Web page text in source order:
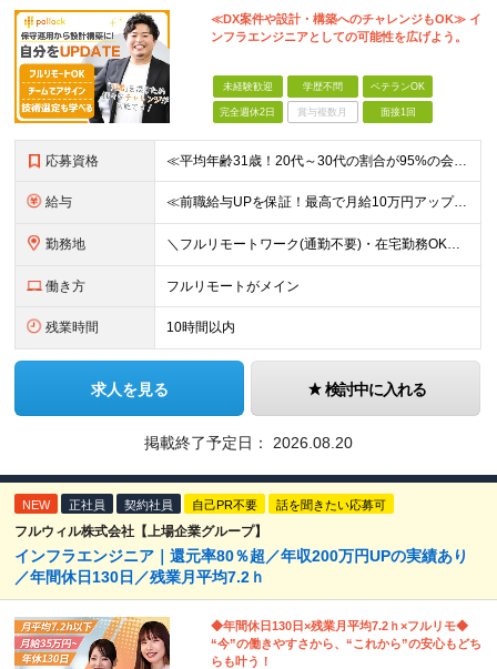
≪DX案件や設計・構築へのチャレンジもOK≫ イ
ンフラエンジニアとしての可能性を広げよう。
未経験歓迎 学歴不問 ベテランOK
完全週休2日 賞与複数月 面接1回
応募資格 ≪平均年齢31歳！20代～30代の割合が95%の会社です！≫ ■インフラエンジニアとしての実務経験をお持ちの方(年数、フェーズ不問) ■学歴・経験不問 ★面接では当社でどんなキャリアが描けるのか、あ
給与 ≪前職給与UPを保証！最高で月給10万円アップも可能！≫ 月給35万円～70万円＋各種手当 ※経験・スキルに応じて決定いたします ※試用期間（6ヶ月）あり、期間中の給与・待遇に差異はありません ★
勤務地 ＼フルリモートワーク(通勤不要)・在宅勤務OK／ ★各プロジェクト先／完全在宅案件有 ※基本的に転勤はありません ★オフィス内完全禁煙（喫煙スペースは別途有）※現場によります ＝＝＝＝＝ 【大阪本
働き方 フルリモートがメイン
残業時間 10時間以内
求人を見る 検討中に入れる
掲載終了予定日： 2026.08.20
NEW 正社員 契約社員 自己PR不要 話を聞きたい応募可
フルウィル株式会社【上場企業グループ】
インフラエンジニア｜還元率80％超／年収200万円UPの実績あり
／年間休日130日／残業月平均7.2ｈ
◆年間休日130日×残業月平均7.2ｈ×フルリモ◆
“今”の働きやすさから、“これから”の安心もどち
らも叶う！